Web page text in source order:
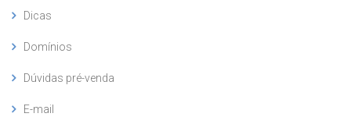
Dicas
Domínios
Dúvidas pré-venda
E-mail